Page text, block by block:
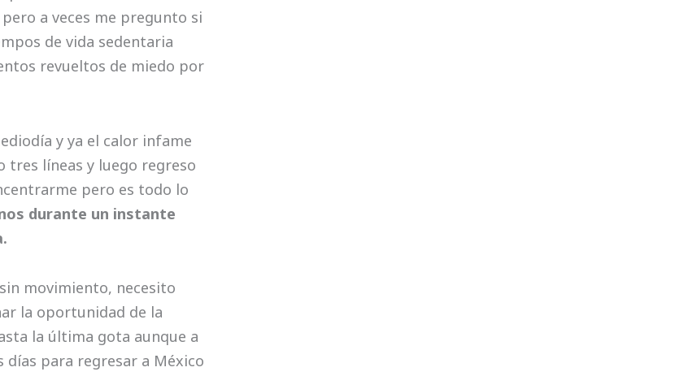
a veces me pregunto si
de vida sedentaria
revueltos de miedo por
y ya el calor infame
tres líneas y luego regreso
pero es todo lo
durante un instante
movimiento, necesito
la oportunidad de la
la última gota aunque a
para regresar a México